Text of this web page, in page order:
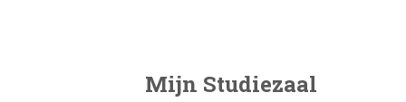
Mijn Studiezaal